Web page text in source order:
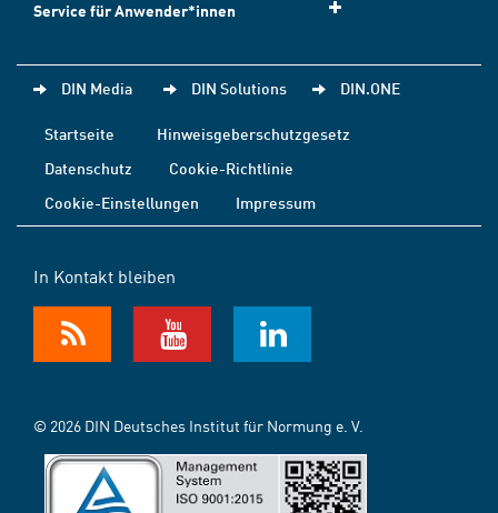
Service für Anwender*innen
DIN Media DIN Solutions DIN.ONE
Startseite
Hinweisgeberschutzgesetz
Datenschutz
Cookie-Richtlinie
Cookie-Einstellungen
Impressum
In Kontakt bleiben
© 2026 DIN Deutsches Institut für Normung e. V.